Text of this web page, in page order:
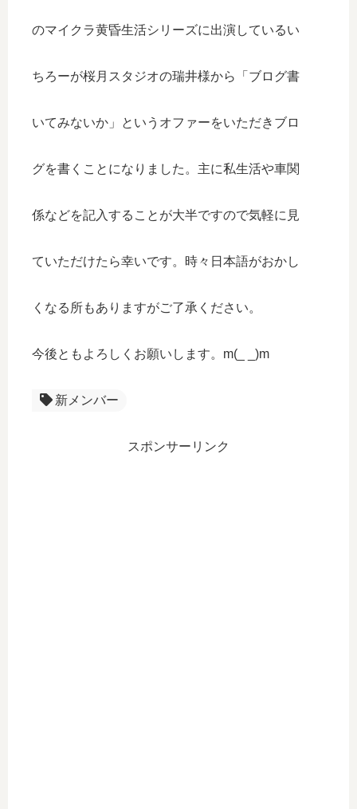
のマイクラ黄昏生活シリーズに出演しているい
ちろーが桜月スタジオの瑞井様から「ブログ書
いてみないか」というオファーをいただきブロ
グを書くことになりました。主に私生活や車関
係などを記入することが大半ですので気軽に見
ていただけたら幸いです。時々日本語がおかし
くなる所もありますがご了承ください。
今後ともよろしくお願いします。m(_ _)m
新メンバー
スポンサーリンク